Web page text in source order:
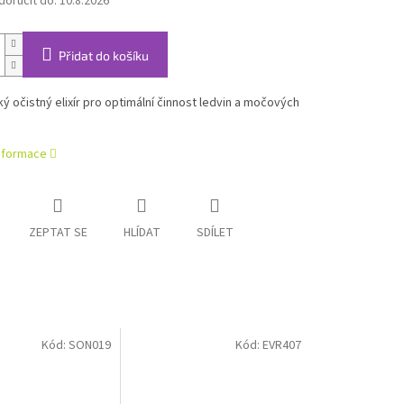
Přidat do košíku
očistný elixírpro optimální činnost ledvin a močových
ZEPTAT SE HLÍDAT SDÍLET
Kód:SON019 Kód: EVR407